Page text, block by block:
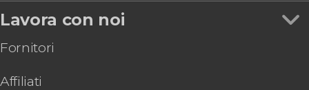
Lavora con noi
Fornitori
Affiliati